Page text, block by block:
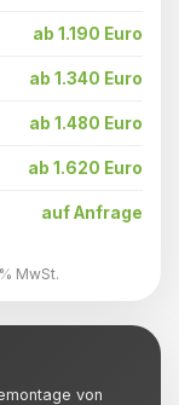
ab 1.190 Euro
ab 1.340 Euro
ab 1.480 Euro
ab 1.620 Euro
auf Anfrage
MwSt.
von